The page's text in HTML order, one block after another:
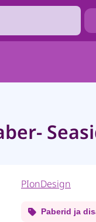
PIonDesign
Paberid ja